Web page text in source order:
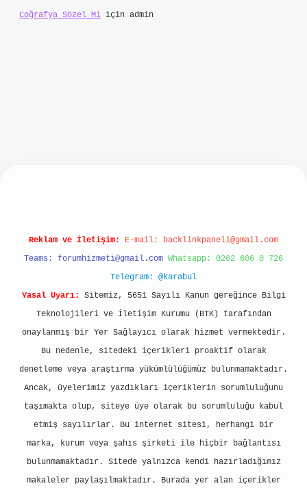
Coğrafya Sözel Mi için admin
Reklam ve İletişim: E-mail: backlinkpaneli@gmail.com
Teams: forumhizmeti@gmail.com Whatsapp: 0262 606 0 726
Telegram: @karabul
Yasal Uyarı:
Sitemiz, 5651 Sayılı Kanun gereğince Bilgi
Teknolojileri ve İletişim Kurumu (BTK) tarafından
onaylanmış bir Yer Sağlayıcı olarak hizmet vermektedir.
Bu nedenle, sitedeki içerikleri proaktif olarak
denetleme veya araştırma yükümlülüğümüz bulunmamaktadır.
Ancak, üyelerimiz yazdıkları içeriklerin sorumluluğunu
taşımakta olup, siteye üye olarak bu sorumluluğu kabul
etmiş sayılırlar. Bu internet sitesi, herhangi bir
marka, kurum veya şahıs şirketi ile hiçbir bağlantısı
bulunmamaktadır. Sitede yalnızca kendi hazırladığımız
makaleler paylaşılmaktadır. Burada yer alan içerikler